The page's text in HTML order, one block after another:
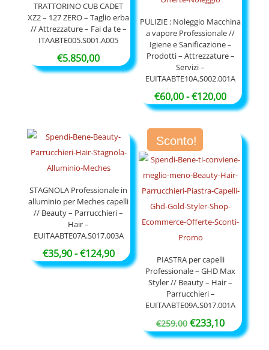
TRATTORINO CUB CADET
XZ2 – 127 ZERO – Taglio erba
// Attrezzature – Fai da te –
ITAABTE005.S001.A005
€5.850,00
PULIZIE : Noleggio Macchina
a vapore Professionale //
Igiene e Sanificazione –
Prodotti – Attrezzature –
Servizi –
EUITAABTE10A.S002.001A
€60,00-€120,00Fascia
di
€60,00
a
€120,00
STAGNOLA Professionale in
alluminio per Meches capelli
// Beauty – Parrucchieri –
Hair –
EUITAABTE07A.S017.003A
€35,90-€124,90Fascia
di
Sconto!
PIASTRA per capelli
Professionale – GHD Max
Styler // Beauty – Hair –
Parrucchieri –
EUITAABTE09A.S017.001A
€259,00 Il
prezzo
€233,10Il
prezzo